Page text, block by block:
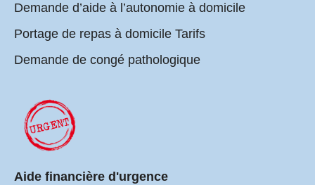
Demande d’aide à l’autonomie à domicile
Portage de repas à domicile Tarifs
Demande de congé pathologique
Aide financière d'urgence